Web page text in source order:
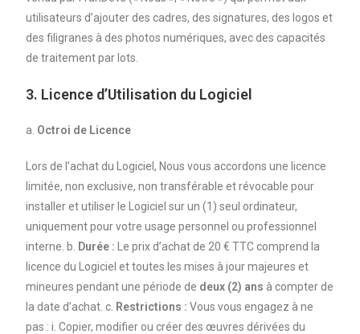
utilisateurs d’ajouter des cadres, des signatures, des logos et
des filigranes à des photos numériques, avec des capacités
de traitement par lots.
3. Licence d’Utilisation du Logiciel
a. Octroi de Licence
Lors de l’achat du Logiciel, Nous vous accordons une licence
limitée, non exclusive, non transférable et révocable pour
installer et utiliser le Logiciel sur un (1) seul ordinateur,
uniquement pour votre usage personnel ou professionnel
interne. b. Durée : Le prix d’achat de 20 € TTC comprend la
licence du Logiciel et toutes les mises à jour majeures et
mineures pendant une période de deux (2) ans à compter de
la date d’achat. c. Restrictions : Vous vous engagez à ne
pas : i. Copier, modifier ou créer des œuvres dérivées du